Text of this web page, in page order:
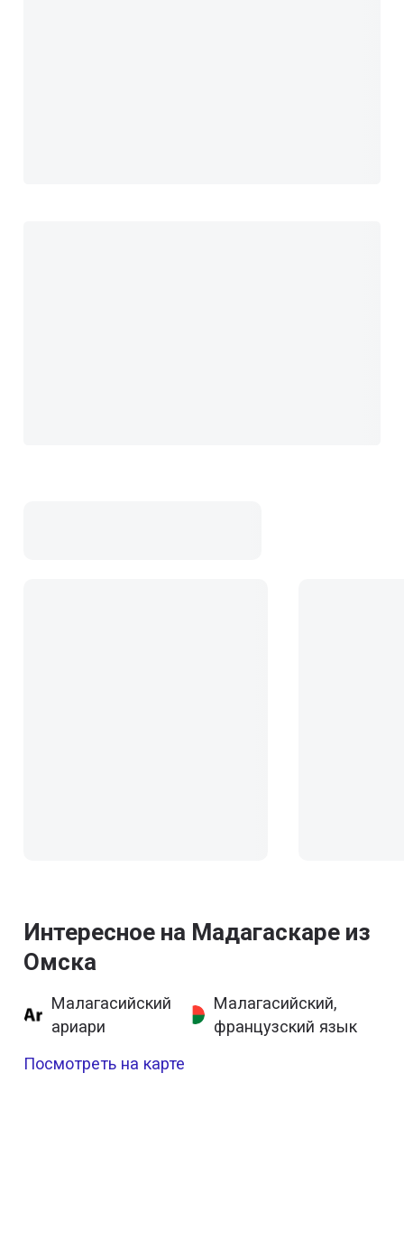
Интересное на Мадагаскаре из
Омска
Малагасийский
ариари
Малагасийский,
французский язык
Посмотреть на карте